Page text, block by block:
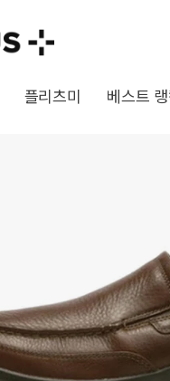
플리츠미 베스트